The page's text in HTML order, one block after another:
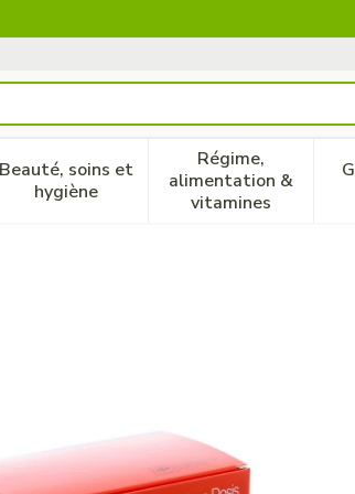
Beauté, soins et
hygièneAfficher le sous-menu pour la
Régime,
alimentation &
vitamines
Afficher le
2mg/dose Mousse